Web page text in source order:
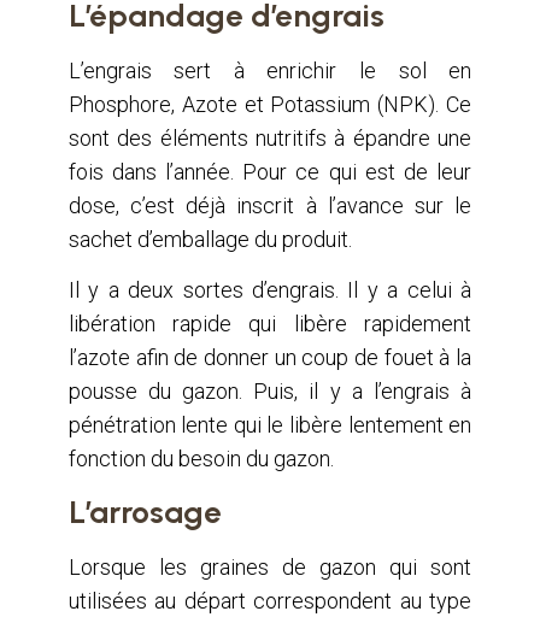
L’épandage d’engrais
L’engrais sert à enrichir le sol en
Phosphore, Azote et Potassium (NPK). Ce
sont des éléments nutritifs à épandre une
fois dans l’année. Pour ce qui est de leur
dose, c’est déjà inscrit à l’avance sur le
sachet d’emballage du produit.
Il y a deux sortes d’engrais. Il y a celui à
libération rapide qui libère rapidement
l’azote afin de donner un coup de fouet à la
pousse du gazon. Puis, il y a l’engrais à
pénétration lente qui le libère lentement en
fonction du besoin du gazon.
L’arrosage
Lorsque les graines de gazon qui sont
utilisées au départ correspondent au type